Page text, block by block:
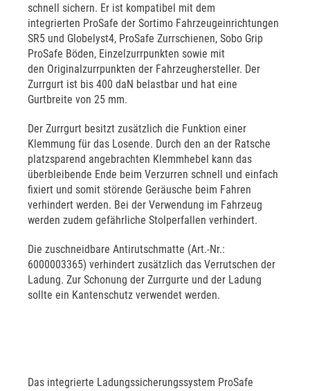
schnell sichern. Er ist kompatibel mit dem
integrierten ProSafe der Sortimo Fahrzeugeinrichtungen
SR5 und Globelyst4, ProSafe Zurrschienen, Sobo Grip
ProSafe Böden, Einzelzurrpunkten sowie mit
den Originalzurrpunkten der Fahrzeughersteller. Der
Zurrgurt ist bis 400 daN belastbar und hat eine
Gurtbreite von 25 mm.
Der Zurrgurt besitzt zusätzlich die Funktion einer
Klemmung für das Losende. Durch den an der Ratsche
platzsparend angebrachten Klemmhebel kann das
überbleibende Ende beim Verzurren schnell und einfach
fixiert und somit störende Geräusche beim Fahren
verhindert werden. Bei der Verwendung im Fahrzeug
werden zudem gefährliche Stolperfallen verhindert.
Die zuschneidbare Antirutschmatte (Art.-Nr.:
6000003365) verhindert zusätzlich das Verrutschen der
Ladung. Zur Schonung der Zurrgurte und der Ladung
sollte ein Kantenschutz verwendet werden.
Das integrierte Ladungssicherungssystem ProSafe